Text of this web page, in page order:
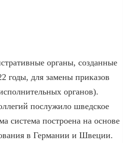
органы, созданные
годы, для замены приказов
органов).
послужило шведское
система построена на основе
в Германии и Швеции.